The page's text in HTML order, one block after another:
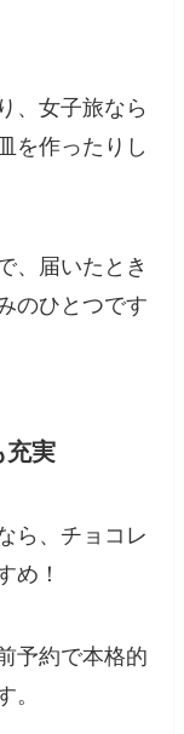
、女子旅なら
を作ったりし
、届いたとき
のひとつです
充実
ら、チョコレ
め！
予約で本格的
。